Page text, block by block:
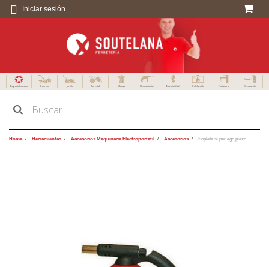
Iniciar sesión
Especialistas en Campo Jardín Forestal Menaje Herramientas Electricidad Calefacción Fontanería Decoración
Home Herramientas Accesorios Maquinaria Electroportatil Accesorios Soplete super ego piezo